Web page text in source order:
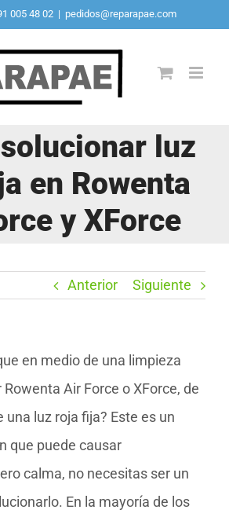
005 48 02 | pedidos@reparapae.com
luz
en Rowenta
y XForce
Anterior Siguiente
en medio de una limpieza
Air Force o XForce, de
una luz roja fija? Este es un
que puede causar
calma, no necesitas ser un
En la mayoría de los